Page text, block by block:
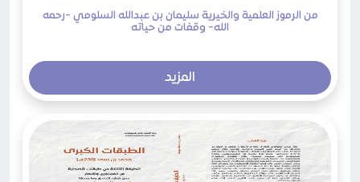
من الرموز العلمية والخيرية سليمان بن عبدالله السلومي -رحمه
الله- وقفات من حياته
المزيد